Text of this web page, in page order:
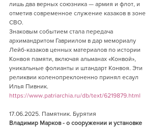
лишь два верных союзника — армия и флот, и
отметив современное служение казаков в зоне
СВО.
Знаковым событием стала передача
архимандритом Гавриилом в дар мемориалу
Лейб-казаков ценных материалов по истории
Конвоя памяти, включая альманах «Конвой»,
уникальные фолианты и штандарт Конвоя. Эти
реликвии коленопреклоненно принял есаул
Илья Пивник.
https://www.patriarchia.ru/db/text/6219879.html
17.06.2025. Памятник. Бурятия
Владимир Марков - о сооружении и установке